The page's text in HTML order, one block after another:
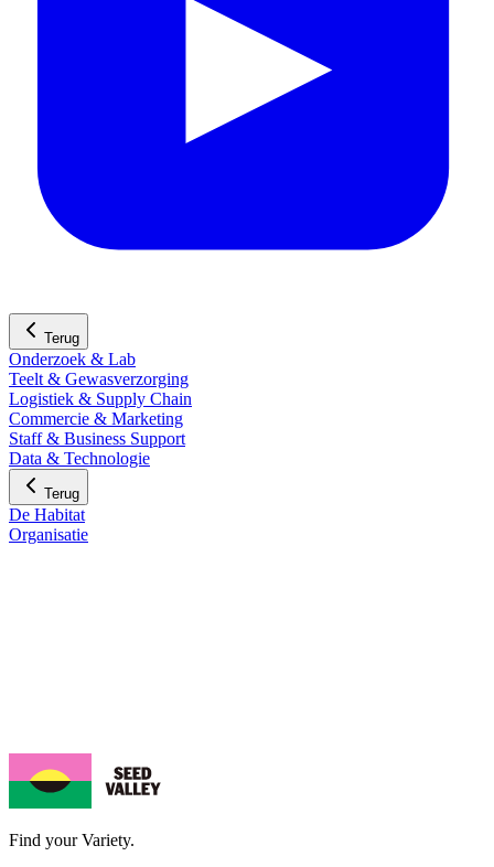
Terug
Onderzoek & Lab
Teelt & Gewasverzorging
Logistiek & Supply Chain
Commercie & Marketing
Staff & Business Support
Data & Technologie
Terug
De Habitat
Organisatie
Find your Variety.